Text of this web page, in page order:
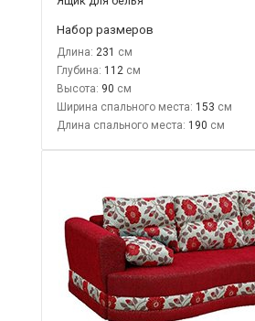
Набор размеров
Длина: 231
Глубина: 112
Высота: 90
Ширина спального места: 153
Длина спального места: 190